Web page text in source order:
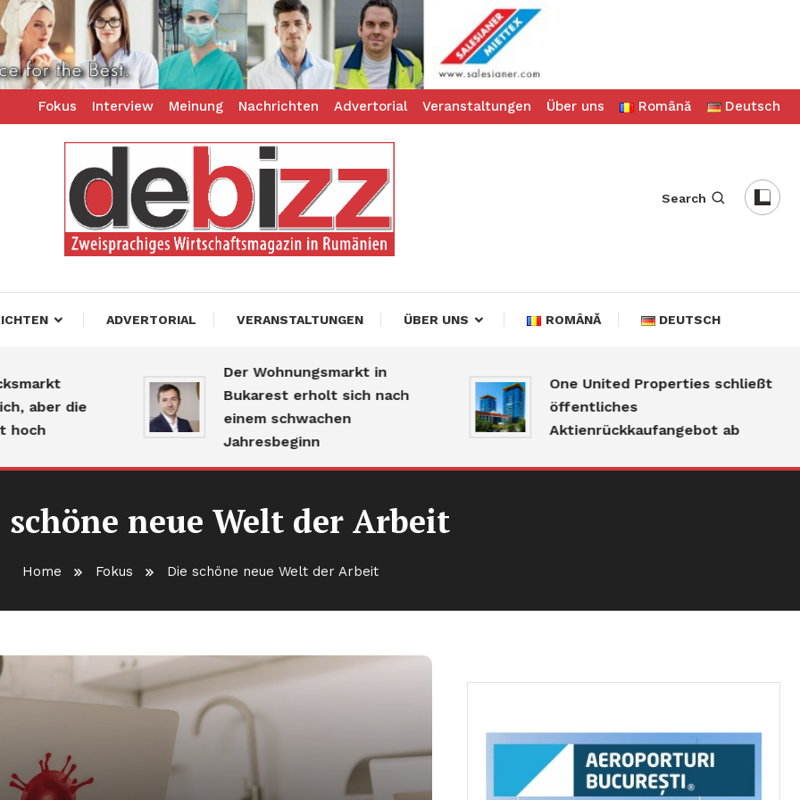
Fokus Interview Meinung Nachrichten Advertorial Veranstaltungen Über uns Română Deutsch
Search
ADVERTORIAL VERANSTALTUNGEN ÜBER UNS ROMÂNĂ DEUTSCH
die
Der Wohnungsmarkt in
Bukarest erholt sich nach
einem schwachen
Jahresbeginn
One United Properties schließt
öffentliches
Aktienrückkaufangebot ab
schöne neue Welt der Arbeit
Home Fokus Die schöne neue Welt der Arbeit